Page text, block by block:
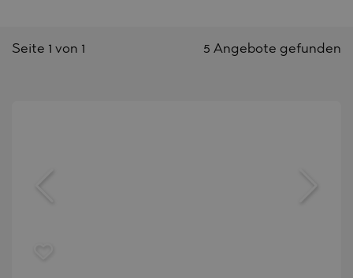
5 Angebote gefunden
Seite 1 von 1